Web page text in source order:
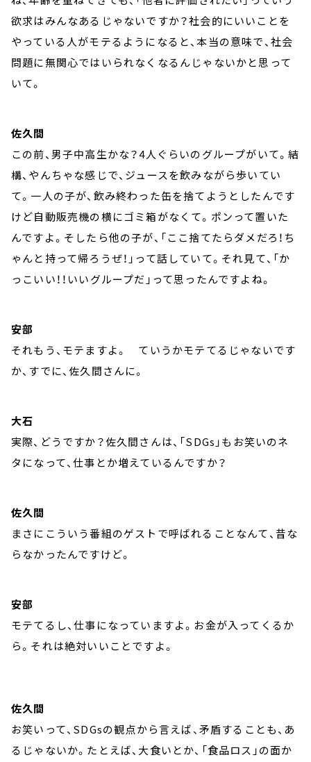
欲求はみんなあるじゃないですか？社会的にいいことを
やっている人がモテるようになると、本当の意味で、社会
問題に無関心ではいられなくなるんじゃないかと思って
いて。
佐久間
この前、男子中高生かな？4人ぐらいのグループがいて。結
構、やんちゃな感じで、ジュースを飲みながら歩いてい
て。一人の子が、飲み終わった缶を捨てようとしたんです
けど自動販売機の横にゴミ箱がなくて。ポンって置いた
んですよ。そしたら他の子が、「ここ捨てたらダメだろ！ち
ゃんと持って帰ろうぜ！」って話していて。それ見て、「か
っこいい！！いいグループだ」って思ったんですよね。
安部
それもう、モテますよ。 ていうかモテてるじゃないです
か、すでに、佐久間さんに。
大石
実際、どうですか？佐久間さんは、「SDGs」もお笑いのネ
タになって、仕事とか増えているんですか？
佐久間
まさにこういう番組のゲストで呼ばれることなんて、昔な
らなかったんですけど。
安部
モテてるし、仕事になっていますよ。お金が入ってくるか
ら。それは絶対いいことですよ。
佐久間
お笑いって、SDGsの観点から言えば、矛盾することも、あ
るじゃないか。たとえば、大食いとか、「食品ロス」の面か